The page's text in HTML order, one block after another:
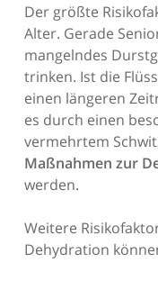
Der größte
Alter. Gerade
mangelndes
trinken. Ist die
einen längeren
es durch einen
vermehrtem
Maßnahmen zur
werden.
Weitere
Dehydration